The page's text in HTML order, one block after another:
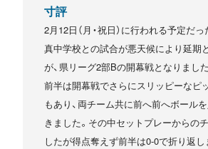
寸評
2月12日（月・祝日）に行われる予定だ
真中学校との試合が悪天候により延期
が、県リーグ2部Bの開幕戦となりました
前半は開幕戦でさらにスリッピーなピ
もあり、両チーム共に前へ前へボール
きました。その中セットプレーからの
したが得点奪えず前半は0-0で折り返し